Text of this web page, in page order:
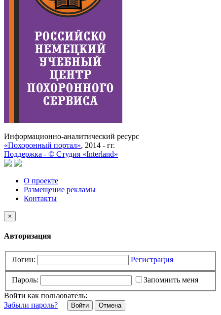
Информационно-аналитический ресурс
«Похоронный портал», 2014 - гг.
Поддержка - © Cтудия «Interland»
О проекте
Размещение рекламы
Контакты
×
Авторизация
Логин: Регистрация
Пароль:
Запомнить меня
Войти как пользователь:
Забыли пароль?
Отмена